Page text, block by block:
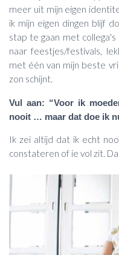
meer uit mijn eigen
ik mijn eigen dingen blijf
stap te gaan met
naar feestjes/festivals,
met één van mijn beste
zon schijnt.
Vul aan: “Voor ik
nooit … maar dat doe ik
Ik zei altijd dat ik echt
constateren of ie vol zit.